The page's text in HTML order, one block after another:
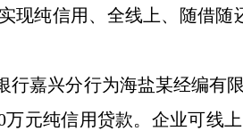
纯信用、全线上、随借
行嘉兴分行为海盐某经编有
万元纯信用贷款。企业可线